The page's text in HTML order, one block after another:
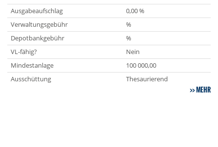
Ausgabeaufschlag
0,00 %
Verwaltungsgebühr
%
Depotbankgebühr
%
VL-fähig?
Nein
Mindestanlage
100 000,00
Ausschüttung
Thesaurierend
MEHR